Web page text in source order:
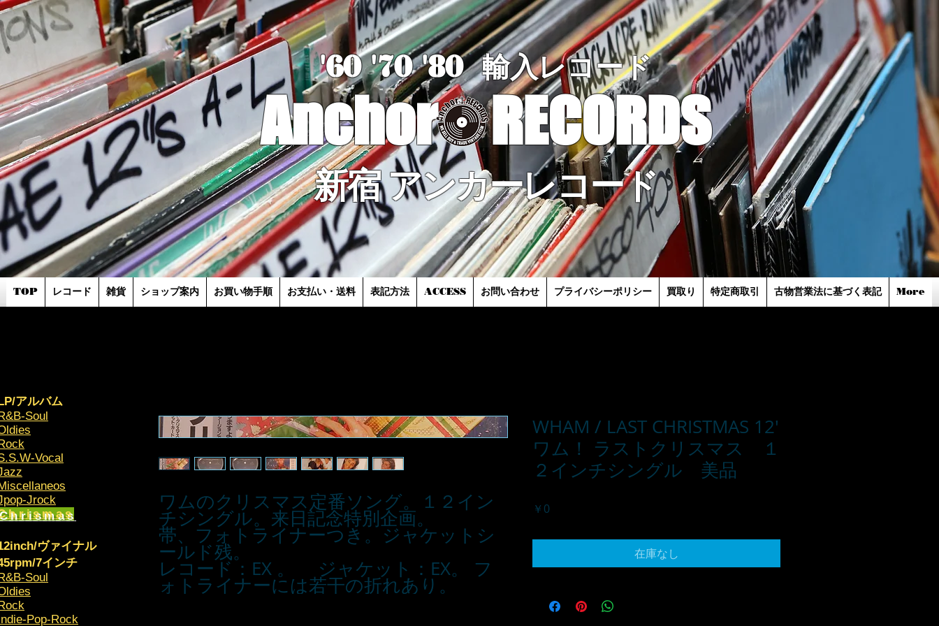
TOP レコード 雑貨 ショップ案内 お買い物手順 お支払い・送料 表記方法 ACCESS お問い合わせ プライバシーポリシー 買取り 特定商取引 古物営業法に基づく表記 More
ワムのクリスマス定番ソング。１２イン
チシングル。来日記念特別企画。
帯、フォトライナーつき。ジャケットシ
ールド残。
レコード：EX 。 ジャケット：EX。 フ
ォトライナーには若干の折れあり。
WHAM / LAST CHRISTMAS 12'
ワム！ ラストクリスマス １
２インチシングル 美品
￥0価
在庫なし
'60 '70'80 輸入レコード
Anchor RECORDS
新宿 アンカーレコード
アルバム
Soul
Vocal
Jrock
ヴァイナル
7インチ
Soul
Pop-Rock